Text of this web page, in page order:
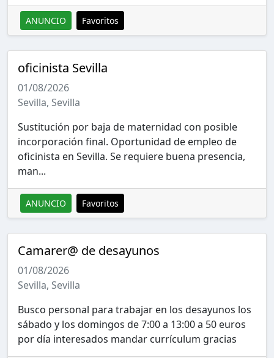
ANUNCIO Favoritos
oficinista Sevilla
01/08/2026
Sevilla, Sevilla
Sustitución por baja de maternidad con posible
incorporación final. Oportunidad de empleo de
oficinista en Sevilla. Se requiere buena presencia,
man...
ANUNCIO Favoritos
Camarer@ de desayunos
01/08/2026
Sevilla, Sevilla
Busco personal para trabajar en los desayunos los
sábado y los domingos de 7:00 a 13:00 a 50 euros
por día interesados mandar currículum gracias